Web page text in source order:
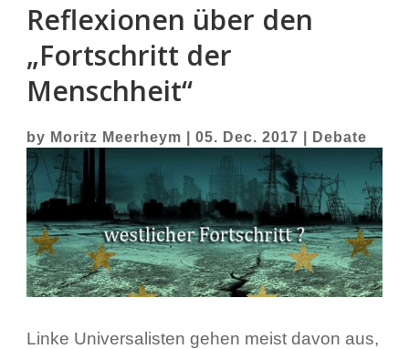
Reflexionen über den
„Fortschritt der
Menschheit“
by Moritz Meerheym 05. Dec. 2017 Debate
Linke Universalisten gehen meist davon aus,